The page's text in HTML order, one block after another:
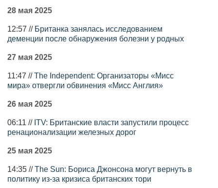
28 мая 2025
12:57 // Британка занялась исследованием
деменции после обнаружения болезни у родных
27 мая 2025
11:47 //The Independent: Организаторы «Мисс
мира» отвергли обвинения «Мисс Англия»
26 мая 2025
06:11 // ITV: Британские власти запустили процесс
ренационализации железных дорог
25 мая 2025
14:35 //The Sun: Бориса Джонсона могут вернуть в
политику из-за кризиса британских тори